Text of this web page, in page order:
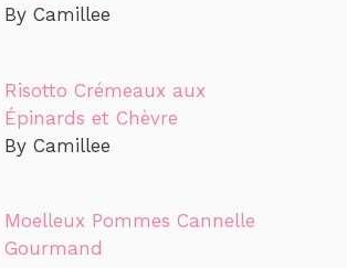
By Camillee
Risotto Crémeaux aux
Épinards et Chèvre
By Camillee
Moelleux Pommes Cannelle
Gourmand